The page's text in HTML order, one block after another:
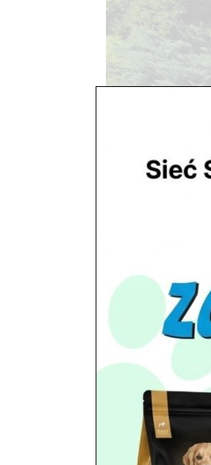
Oczka wodne –
przydomowego